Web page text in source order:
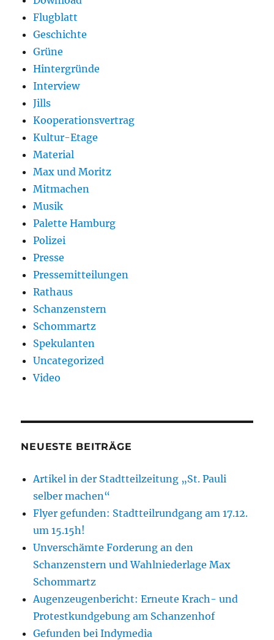
Flugblatt
Geschichte
Grüne
Hintergründe
Interview
Jills
Kooperationsvertrag
Kultur-Etage
Material
Max und Moritz
Mitmachen
Musik
Palette Hamburg
Polizei
Presse
Pressemitteilungen
Rathaus
Schanzenstern
Schommartz
Spekulanten
Uncategorized
Video
NEUESTE BEITRÄGE
Artikel in der Stadtteilzeitung „St. Pauli
selber machen“
Flyer gefunden: Stadtteilrundgang am 17.12.
um 15.15h!
Unverschämte Forderung an den
Schanzenstern und Wahlniederlage Max
Schommartz
Augenzeugenbericht: Erneute Krach- und
Protestkundgebung am Schanzenhof
Gefunden bei Indymedia